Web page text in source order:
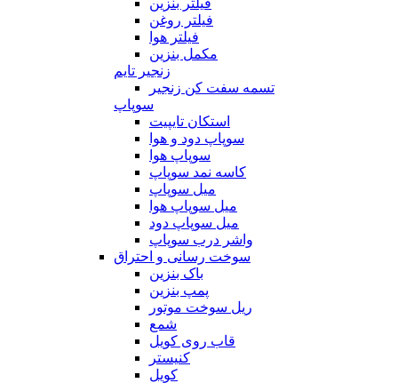
فیلتر بنزین
فیلتر روغن
فیلتر هوا
مکمل بنزین
زنجیر تایم
تسمه سفت کن زنجیر
سوپاپ
استکان تایپیت
سوپاپ دود و هوا
سوپاپ هوا
کاسه نمد سوپاپ
میل سوپاپ
میل سوپاپ هوا
میل سوپاپ دود
واشر درب سوپاپ
سوخت رسانی و احتراق
باک بنزین
پمپ بنزین
ریل سوخت موتور
شمع
قاب روی کویل
کنیستر
کویل